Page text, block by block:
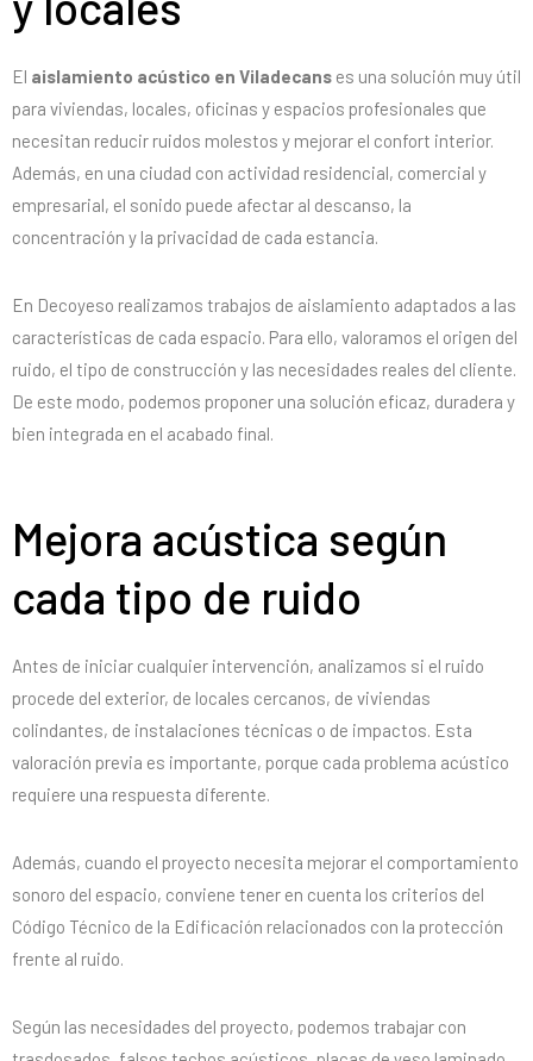
El aislamiento acústico en Viladecans es una solución muy útil
para viviendas, locales, oficinas y espacios profesionales que
necesitan reducir ruidos molestos y mejorar el confort interior.
Además, en una ciudad con actividad residencial, comercial y
empresarial, el sonido puede afectar al descanso, la
concentración y la privacidad de cada estancia.
En Decoyeso realizamos trabajos de aislamiento adaptados a las
características de cada espacio. Para ello, valoramos el origen del
ruido, el tipo de construcción y las necesidades reales del cliente.
De este modo, podemos proponer una solución eficaz, duradera y
bien integrada en el acabado final.
Mejora acústica según
cada tipo de ruido
Antes de iniciar cualquier intervención, analizamos si el ruido
procede del exterior, de locales cercanos, de viviendas
colindantes, de instalaciones técnicas o de impactos. Esta
valoración previa es importante, porque cada problema acústico
requiere una respuesta diferente.
Además, cuando el proyecto necesita mejorar el comportamiento
sonoro del espacio, conviene tener en cuenta los criterios del
Código Técnico de la Edificación relacionados con la protección
frente al ruido.
Según las necesidades del proyecto, podemos trabajar con